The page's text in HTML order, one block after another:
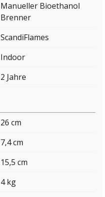
Manueller Bioethanol
Brenner
ScandiFlames
Indoor
2 Jahre
26 cm
7,4 cm
15,5 cm
4 kg